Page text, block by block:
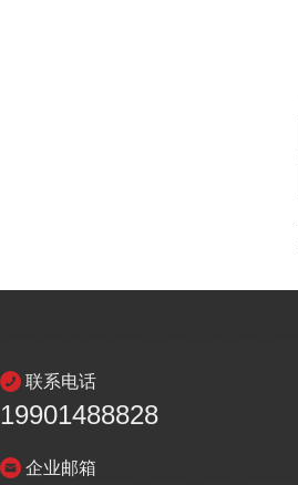
联系电话
19901488828
企业邮箱